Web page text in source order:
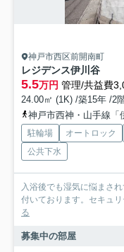
神戸市西区前開南町
レジデンス伊川谷
5.5万円 管理/共益費
24.00㎡ (1K) /築15年 /2
神戸市西神・山手線「
駐輪場 オートロック
公共下水
入浴後でも湿気に悩まさ
付いております。セキュ
る
募集中の部屋